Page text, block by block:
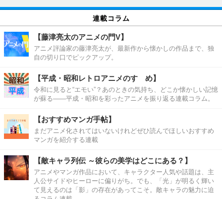
連載コラム
【藤津亮太のアニメの門V】
アニメ評論家の藤津亮太が、最新作から懐かしの作品まで、独
自の切り口でピックアップ。
【平成・昭和レトロアニメのすゝめ】
令和に見ると“エモい”？あのときの気持ち、どこか懐かしい記憶
が蘇る――平成・昭和を彩ったアニメを振り返る連載コラム。
【おすすめマンガ手帖】
まだアニメ化されてはいないけれどぜひ読んでほしいおすすめ
マンガを紹介する連載
【敵キャラ列伝 ～彼らの美学はどこにある？】
アニメやマンガ作品において、キャラクター人気や話題は、主
人公サイドやヒーローに偏りがち。でも、「光」が明るく輝い
て見えるのは「影」の存在があってこそ。敵キャラの魅力に迫